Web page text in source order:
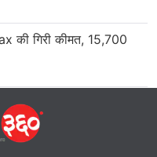
की गिरी कीमत, 15,700